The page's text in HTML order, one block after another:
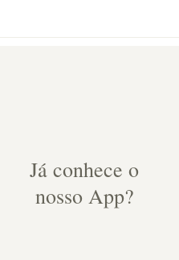
Já conhece o
nosso App?